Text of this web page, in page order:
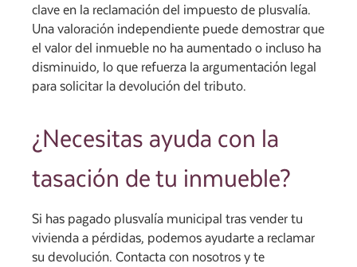
clave en la reclamación del impuesto de plusvalía.
Una valoración independiente puede demostrar que
el valor del inmueble no ha aumentado o incluso ha
disminuido, lo que refuerza la argumentación legal
para solicitar la devolución del tributo.
¿Necesitas ayuda con la
tasación de tu inmueble?
Si has pagado plusvalía municipal tras vender tu
vivienda a pérdidas, podemos ayudarte a reclamar
su devolución. Contacta con nosotros y te